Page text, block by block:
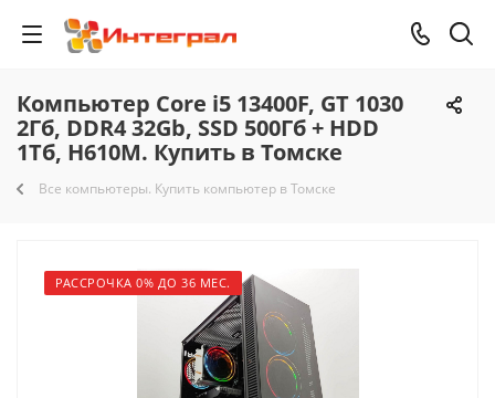
Компьютер Core i5 13400F, GT 1030
2Гб, DDR4 32Gb, SSD 500Гб + HDD
1Тб, H610M. Купить в Томске
Все компьютеры. Купить компьютер в Томске
РАССРОЧКА 0% ДО 36 МЕС.